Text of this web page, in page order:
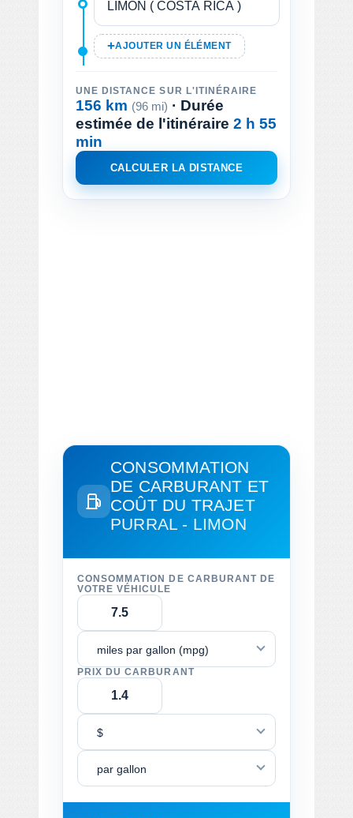
AJOUTER UN ÉLÉMENT
UNE DISTANCE SUR L'ITINÉRAIRE
156 km (96 mi) · Durée
estimée de l'itinéraire 2 h 55
min
CALCULER LA DISTANCE
CONSOMMATION
DE CARBURANT ET
COÛT DU TRAJET
PURRAL - LIMON
CONSOMMATION DE CARBURANT DE
VOTRE VÉHICULE
miles par gallon (mpg)
PRIX DU CARBURANT
$
par gallon